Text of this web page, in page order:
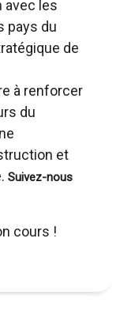
avec les
pays du
de
à renforcer
du
et
Suivez-nous
cours !